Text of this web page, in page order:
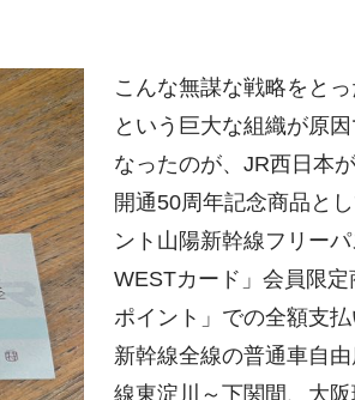
こんな無謀な戦略をとっ
という巨大な組織が原
なったのが、JR西日本
開通50周年記念商品と
ント山陽新幹線フリー
WESTカード」会員限
ポイント」での全額支
新幹線全線の普通車自
線東淀川～下関間、大